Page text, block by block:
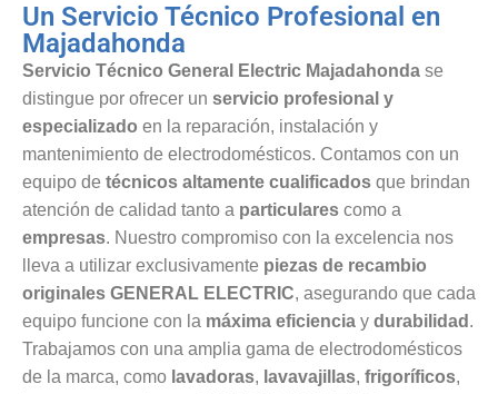
Un Servicio Técnico Profesional en
Majadahonda
Servicio Técnico General Electric Majadahonda se
distingue por ofrecer un servicio profesional y
especializado en la reparación, instalación y
mantenimiento de electrodomésticos. Contamos con un
equipo de técnicos altamente cualificados que brindan
atención de calidad tanto a particulares como a
empresas. Nuestro compromiso con la excelencia nos
lleva a utilizar exclusivamente piezas de recambio
originales GENERAL ELECTRIC, asegurando que cada
equipo funcione con la máxima eficiencia y durabilidad .
Trabajamos con una amplia gama de electrodomésticos
de la marca, como lavadoras, lavavajillas, frigoríficos,